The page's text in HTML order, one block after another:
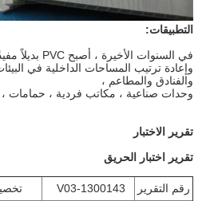
التطبيقات:
في السنوات الأخيرة ، أصبح PVC بديلاً مفيدًا عن المواد التقليدية للتزيين
وإعادة ترتيب المساحات الداخلية في
والفنادق والمطاعم ،
وحدات صناعية ، مكاتب فردية ، حمامات ،
تقرير الاختبار
تقرير اختبار الحريق
رقم التقرير V03-1300143